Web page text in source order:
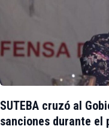
SUTEBA cruzó al
sanciones durante el